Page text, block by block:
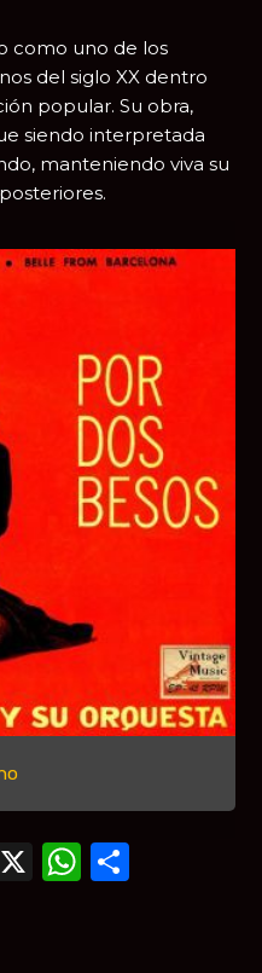
como uno de los
del siglo XX dentro
popular. Su obra,
siendo interpretada
manteniendo viva su
Telegram
X